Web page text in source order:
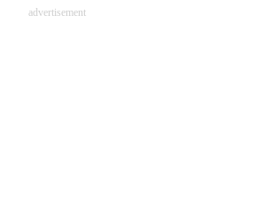
advertisement